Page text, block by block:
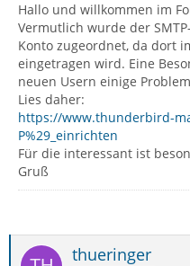
Hallo und willkommen im
Vermutlich wurde der
Konto zugeordnet, da dort
eingetragen wird. Eine
neuen Usern einige
Lies daher:
https://www.thunderbird-
P%29_einrichten
Für die interessant ist
Gruß
thueringer